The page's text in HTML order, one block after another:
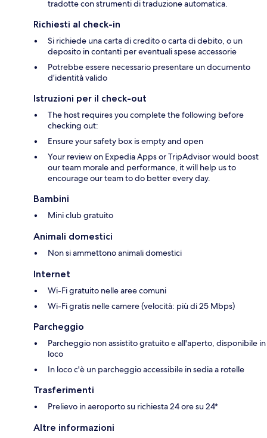
tradotte con strumenti di traduzione automatica.
Richiesti al check-in
Si richiede una carta di credito o carta di debito, o un
deposito in contanti per eventuali spese accessorie
Potrebbe essere necessario presentare un documento
d’identità valido
Istruzioni per il check-out
The host requires you complete the following before
checking out:
Ensure your safety box is empty and open
Your review on Expedia Apps or TripAdvisor would boost
our team morale and performance, it will help us to
encourage our team to do better every day.
Bambini
Mini club gratuito
Animali domestici
Non si ammettono animali domestici
Internet
Wi-Fi gratuito nelle aree comuni
Wi-Fi gratis nelle camere (velocità: più di 25 Mbps)
Parcheggio
Parcheggio non assistito gratuito e all'aperto, disponibile in
loco
In loco c'è un parcheggio accessibile in sedia a rotelle
Trasferimenti
Prelievo in aeroporto su richiesta 24 ore su 24*
Altre informazioni